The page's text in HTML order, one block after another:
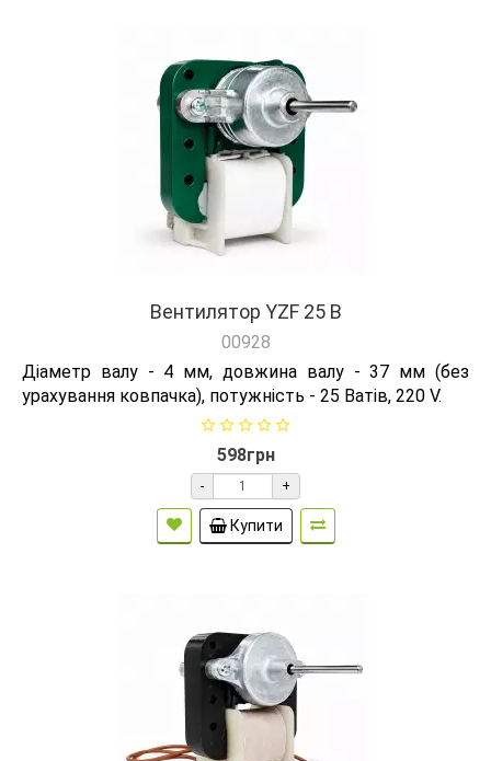
Вентилятор YZF 25 B
00928
Діаметр валу - 4 мм, довжина валу - 37 мм (без
урахування ковпачка), потужність - 25 Ватів, 220 V.
598грн
- +
Купити